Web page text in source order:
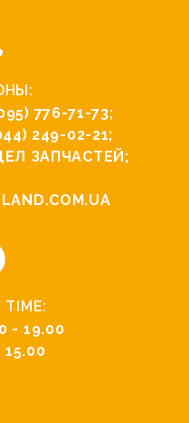
776-71-73;
249-02-21;
ЗАПЧАСТЕЙ;
TIME:
- 19.00